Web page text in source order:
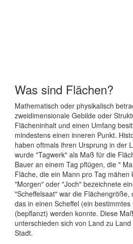
Was sind Flächen?
Mathematisch oder physikalisch
zweidimensionale Gebilde oder
Flächeninhalt und einen Umfang
mindestens einen inneren Punkt.
haben oftmals ihren Ursprung in der
wurde "Tagwerk" als Maß für die
Bauer an einem Tag pflügen, die "
Fläche, die ein Mann pro Tag mähen
"Morgen" oder "Joch" bezeichnete
"Scheffelsaat" war die Flächengröße,
das in einen Scheffel (ein
(bepflanzt) werden konnte. Diese
unterschieden sich von Land zu
Stadt.